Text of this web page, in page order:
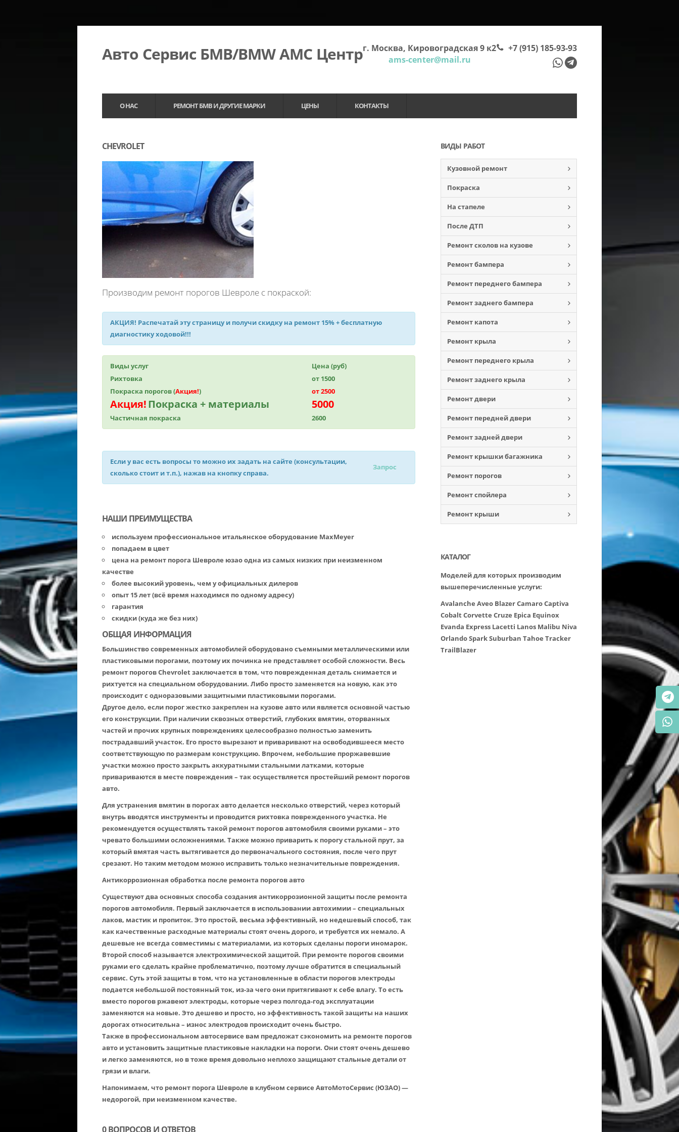
Авто Сервис БМВ/BMW АМС Центр +7 (915) 185-93-93
г. Москва, Кировоградская 9 к2
ams-center@mail.ru
О НАС РЕМОНТ БМВ И ДРУГИЕ МАРКИ ЦЕНЫ КОНТАКТЫ
CHEVROLET
Производим ремонт порогов Шевроле с покраской:
АКЦИЯ! Распечатай эту страницу и получискидку на ремонт 15%+ бесплатную
диагностику ходовой!!!
Виды услуг
Цена (руб)
Рихтовка
от 1500
Покраска порогов (Акция!) от 2500
Акция!Покраска + материалы 5000
Частичная покраска 2600
Если у вас есть вопросы то можно их задать на сайте (консультации,
сколько стоит и т.п.), нажав на кнопку справа.
Запрос
НАШИ ПРЕИМУЩЕСТВА
используем профессиональное итальянское оборудование MaxMeyer
попадаем в цвет
цена на ремонт порога Шевроле юзао одна из самых низких при неизменном
качестве
более высокий уровень, чем у официальных дилеров
опыт 15 лет (всё время находимся по одному адресу)
гарантия
скидки (куда же без них)
ОБЩАЯ ИНФОРМАЦИЯ
Большинство современных автомобилей оборудовано съемными металлическими или
пластиковыми порогами, поэтому их починка не представляет особой сложности. Весь
ремонт порогов Chevrolet заключается в том, что поврежденная деталь снимается и
рихтуется на специальном оборудовании. Либо просто заменяется на новую, как это
происходит с одноразовыми защитными пластиковыми порогами.
Другое дело, если порог жестко закреплен на кузове авто или является основной частью
его конструкции. При наличии сквозных отверстий, глубоких вмятин, оторванных
частей и прочих крупных повреждениях целесообразно полностью заменить
пострадавший участок. Его просто вырезают и приваривают на освободившееся место
соответствующую по размерам конструкцию. Впрочем, небольшие проржавевшие
участки можно просто закрыть аккуратными стальными латками, которые
привариваются в месте повреждения – так осуществляется простейший ремонт порогов
авто.
Для устранения вмятин в порогах авто делается несколько отверстий, через который
внутрь вводятся инструменты и проводится рихтовка поврежденного участка. Не
рекомендуется осуществлять такой ремонт порогов автомобиля своими руками – это
чревато большими осложнениями. Также можно приварить к порогу стальной прут, за
который вмятая часть вытягивается до первоначального состояния, после чего прут
срезают. Но таким методом можно исправить только незначительные повреждения.
Антикоррозионная обработка после ремонта порогов авто
Существуют два основных способа создания антикоррозионной защиты после ремонта
порогов автомобиля. Первый заключается в использовании автохимии – специальных
лаков, мастик и пропиток. Это простой, весьма эффективный, но недешевый способ, так
как качественные расходные материалы стоят очень дорого, и требуется их немало. А
дешевые не всегда совместимы с материалами, из которых сделаны пороги иномарок.
Второй способ называется электрохимической защитой. При ремонте порогов своими
руками его сделать крайне проблематично, поэтому лучше обратится в специальный
сервис. Суть этой защиты в том, что на установленные в области порогов электроды
подается небольшой постоянный ток, из-за чего они притягивают к себе влагу. То есть
вместо порогов ржавеют электроды, которые через полгода-год эксплуатации
заменяются на новые. Это дешево и просто, но эффективность такой защиты на наших
дорогах относительна – износ электродов происходит очень быстро.
Также в профессиональном автосервисе вам предложат сэкономить на ремонте порогов
авто и установить защитные пластиковые накладки на пороги. Они стоят очень дешево
и легко заменяются, но в тоже время довольно неплохо защищают стальные детали от
грязи и влаги.
Напонимаем, что ремонт порога Шевроле в клубном сервисе АвтоМотоСервис (ЮЗАО) —
недорогой, при неизменном качестве.
ВИДЫ РАБОТ
Кузовной ремонт
Покраска
На стапеле
После ДТП
Ремонт сколов на кузове
Ремонт бампера
Ремонт переднего бампера
Ремонт заднего бампера
Ремонт капота
Ремонт крыла
Ремонт переднего крыла
Ремонт заднего крыла
Ремонт двери
Ремонт передней двери
Ремонт задней двери
Ремонт крышки багажника
Ремонт порогов
Ремонт спойлера
Ремонт крыши
КАТАЛОГ
Моделей для которых производим
вышеперечисленные услуги:
Avalanche Aveo BlazerCamaroCaptiva
CobaltCorvette Cruze Epica Equinox
Evanda Express Lacetti Lanos Malibu Niva
OrlandoSparkSuburban Tahoe Tracker
TrailBlazer
0 ВОПРОСОВ И ОТВЕТОВ